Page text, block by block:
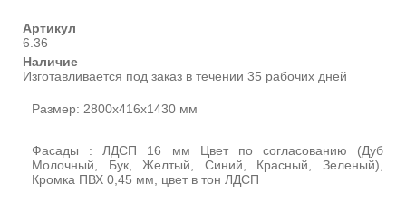
Артикул
6.36
Наличие
Изготавливается под заказ в течении 35 рабочих дней
Размер: 2800х416х1430 мм
Фасады : ЛДСП 16 мм Цвет по согласованию (Дуб
Молочный, Бук, Желтый, Синий, Красный, Зеленый),
Кромка ПВХ 0,45 мм, цвет в тон ЛДСП